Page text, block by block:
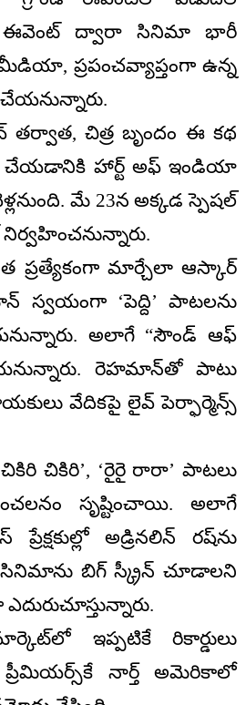
ఈవెంట్ ద్వారా సినిమా భారీ
ప్రపంచవ్యాప్తంగా ఉన్న
చేయనున్నారు.
తర్వాత, చిత్ర బృందం ఈ కథ
చేయడానికి హార్ట్ అఫ్ ఇండియా
మే 23న అక్కడ స్పెషల్
ప్రత్యేకంగా మార్చేలా ఆస్కార్
స్వయంగా ‘పెద్ది’ పాటలను
అలాగే “సౌండ్ ఆఫ్
రెహమాన్‌తో పాటు
వేదికపై లైవ్ పెర్ఫార్మెన్స్
చికిరి’, ‘రైరై రారా’ పాటలు
సృష్టించాయి. అలాగే
అడ్రినలిన్ రష్‌ను
బిగ్ స్క్రీన్ చూడాలని
ఇప్పటికే రికార్డులు
ప్రీమియర్స్‌కే నార్త్ అమెరికాలో